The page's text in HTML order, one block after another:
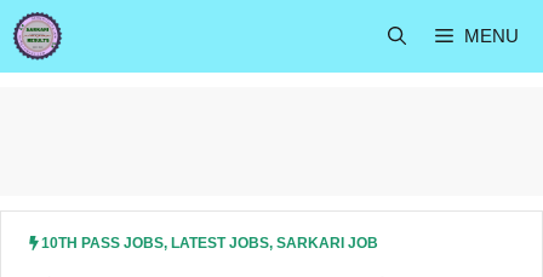
Skip
to
content
MENU
10TH PASS JOBS, LATEST JOBS, SARKARI JOB